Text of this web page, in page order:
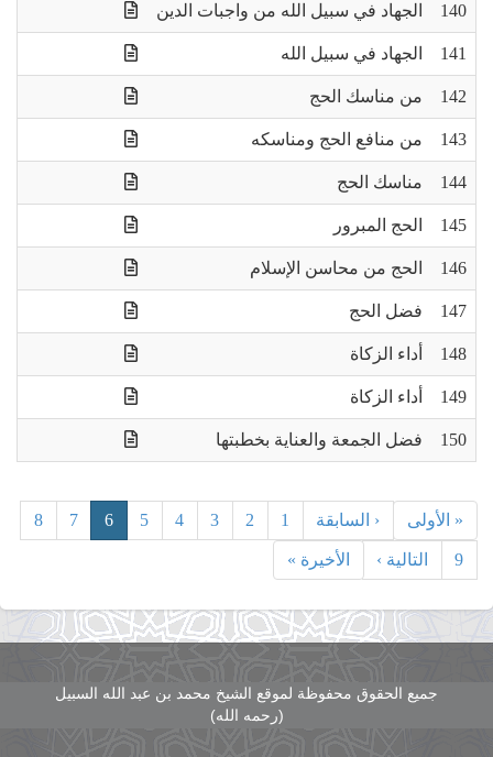
140 الجهاد في سبيل الله من واجبات الدين
141 الجهاد في سبيل الله
142 من مناسك الحج
143 من منافع الحج ومناسكه
144 مناسك الحج
145 الحج المبرور
146 الحج من محاسن الإسلام
147 فضل الحج
148 أداء الزكاة
149 أداء الزكاة
150 فضل الجمعة والعناية بخطبتها
« الأولى ‹ السابقة 1
2
3
4
5
6
7
8
9 التالية › الأخيرة »
جميع الحقوق محفوظة لموقع الشيخ محمد بن عبد الله السبيل
(رحمه الله)